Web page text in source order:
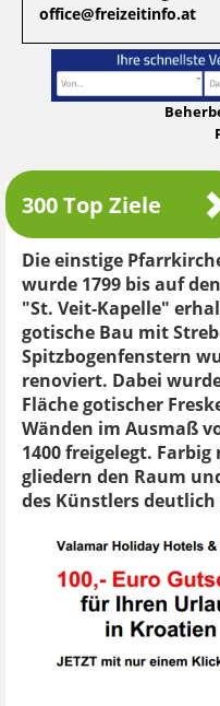
office@freizeitinfo.at
300 Top Ziele
Die einstige
wurde 1799 bis auf
"St. Veit-Kapelle"
gotische Bau mit
Spitzbogenfenstern
renoviert. Dabei
Fläche gotischer
Wänden im Ausmaß
1400 freigelegt.
gliedern den Raum
des Künstlers deutlich